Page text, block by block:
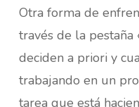
Otra forma de
través de la pestaña
deciden a priori y
trabajando en un
tarea que está